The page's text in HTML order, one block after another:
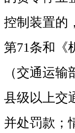
控制装置的
第71条和《
（交通运
县级以上交
并处罚款；